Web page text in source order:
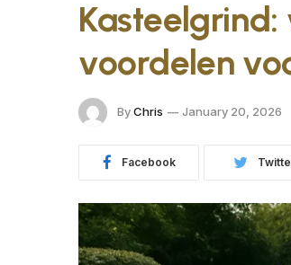
voordelen
ByChris January 20, 2026
Facebook